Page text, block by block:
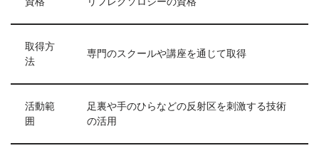
取得方
法
専門のスクールや講座を通じて取得
活動範
囲
足裏や手のひらなどの反射区を刺激する技術
の活用